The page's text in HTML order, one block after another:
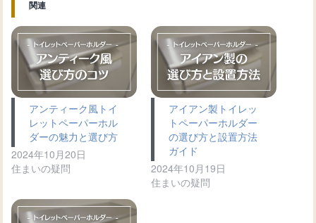
関連
アンティーク風トイ
レットペーパーホル
ダーの魅力と選び方
2024年10月20日
住まいの疑問
アイアン製トイレッ
トペーパーホルダー
の選び方と設置方法
ガイド
2024年10月19日
住まいの疑問